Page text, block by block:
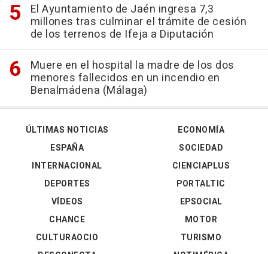
El Ayuntamiento de Jaén ingresa 7,3
millones tras culminar el trámite de cesión
de los terrenos de Ifeja a Diputación
Muere en el hospital la madre de los dos
menores fallecidos en un incendio en
Benalmádena (Málaga)
ÚLTIMAS NOTICIAS
ESPAÑA
INTERNACIONAL
DEPORTES
VÍDEOS
ECONOMÍA
SOCIEDAD
CIENCIAPLUS
PORTALTIC
EPSOCIAL
CHANCE
CULTURAOCIO
MOTOR
TURISMO